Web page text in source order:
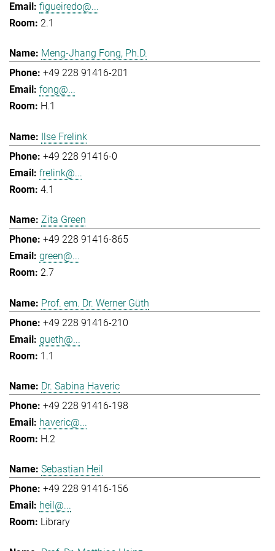
figueiredo@...
2.1
Meng-Jhang Fong, Ph.D.
+49 228 91416-201
fong@...
H.1
Ilse Frelink
+49 228 91416-0
frelink@...
4.1
Zita Green
+49 228 91416-865
green@...
2.7
Prof. em. Dr. Werner Güth
+49 228 91416-210
gueth@...
1.1
Dr. Sabina Haveric
+49 228 91416-198
haveric@...
H.2
Sebastian Heil
+49 228 91416-156
heil@...
Library